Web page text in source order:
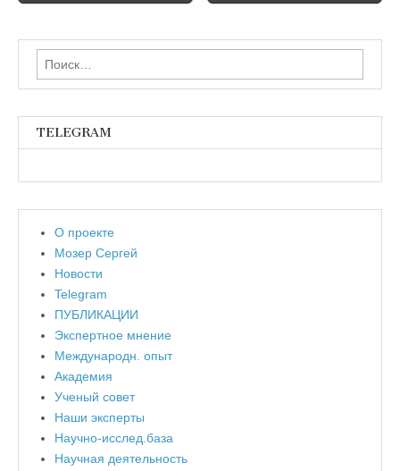
Найти:
TELEGRAM
О проекте
Мозер Сергей
Новости
Telegram
ПУБЛИКАЦИИ
Экспертное мнение
Международн. опыт
Академия
Ученый совет
Наши эксперты
Научно-исслед.база
Научная деятельность